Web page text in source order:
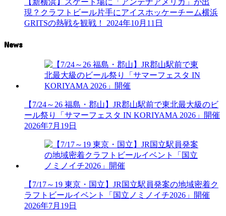
現？クラフトビール片手にアイスホッケーチーム横浜
GRITSの熱戦を観戦！
2024年10月11日
News
【7/24～26 福島・郡山】JR郡山駅前で東北最大級のビ
ール祭り「サマーフェスタ IN KORIYAMA 2026」開催
2026年7月19日
【7/17～19 東京・国立】JR国立駅員発案の地域密着ク
ラフトビールイベント「国立ノミノイチ2026」開催
2026年7月19日